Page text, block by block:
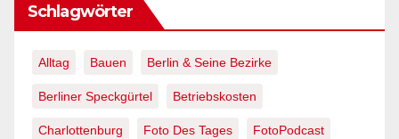
Schlagwörter
Alltag Bauen Berlin & Seine Bezirke
Berliner Speckgürtel Betriebskosten
Charlottenburg Foto Des Tages FotoPodcast